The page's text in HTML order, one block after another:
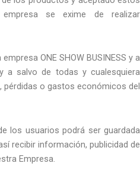
se exime de realizar
ONE SHOW BUSINESS y a
a salvo de todas y cualesquiera
pérdidas o gastos económicos del
los usuarios podrá ser guardada
recibir información, publicidad de
Empresa.